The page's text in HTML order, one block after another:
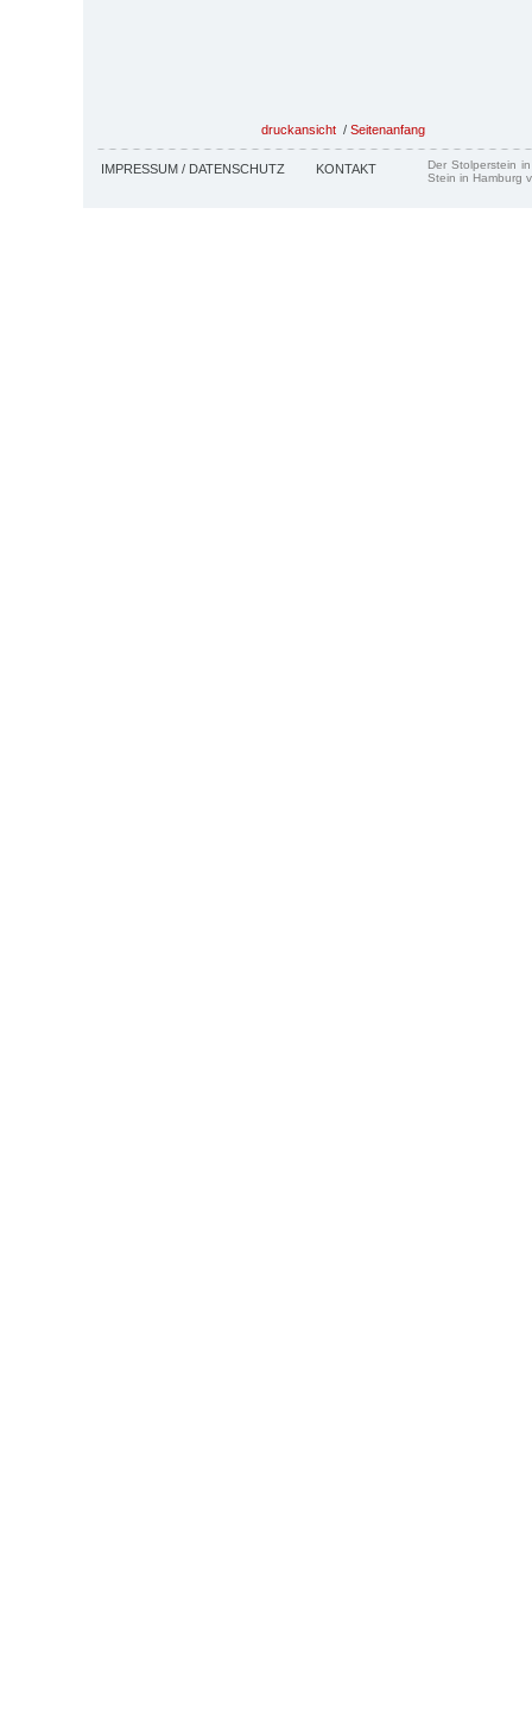
druckansicht / Seitenanfang
IMPRESSUM / DATENSCHUTZ KONTAKT
Der Stolperstein
Stein in Hamburg